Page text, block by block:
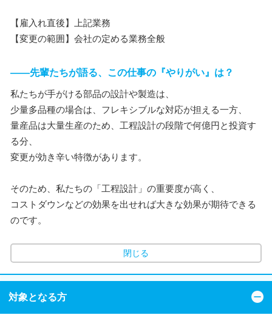
【雇入れ直後】上記業務
【変更の範囲】会社の定める業務全般
――先輩たちが語る、この仕事の『やりがい』は？
私たちが手がける部品の設計や製造は、
少量多品種の場合は、フレキシブルな対応が担える一方、
量産品は大量生産のため、工程設計の段階で何億円と投資す
る分、
変更が効き辛い特徴があります。
そのため、私たちの「工程設計」の重要度が高く、
コストダウンなどの効果を出せれば大きな効果が期待できる
のです。
閉じる
対象となる方